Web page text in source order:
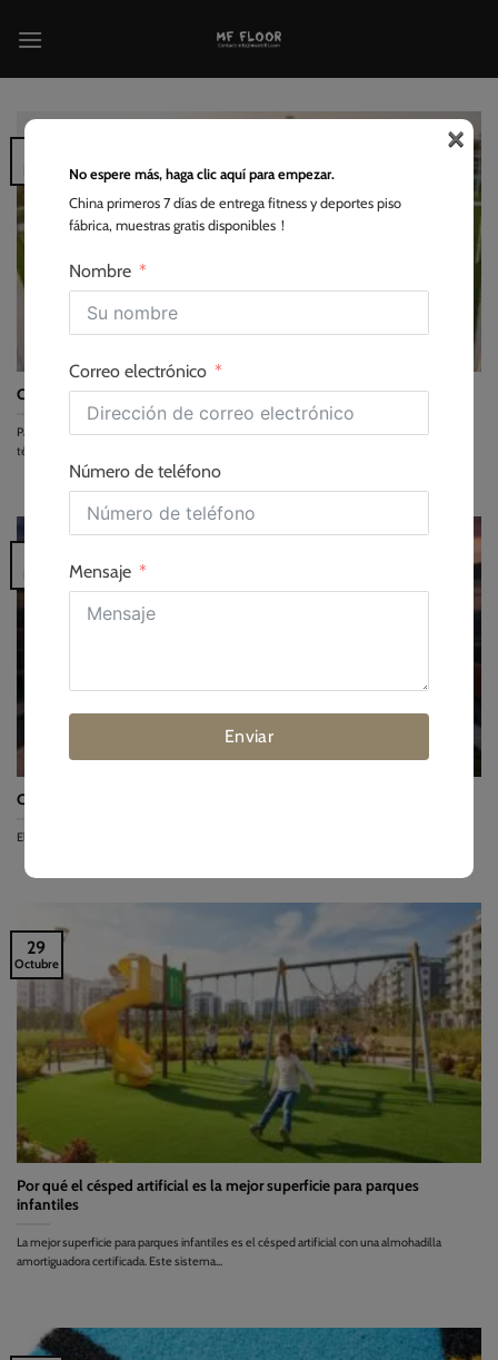
Cómo elegir el césped 5 A Side más duradero
Para elegir el césped 5 A Side más duradero hay que centrarse en las especificaciones
técnicas del hilo,...
Cómo calcular el coste total de propiedad de un campo sintético 5v5
El coste total de propiedad (TCO) de un campo sintético 5v5 se calcula sumando...
Por qué el césped artificial es la mejor superficie para parques
infantiles
La mejor superficie para parques infantiles es el césped artificial con una almohadilla
amortiguadora certificada. Este sistema...
29
Octubre
No espere más, haga clic aquí para empezar.
China primeros 7 días de entrega fitness y deportes piso
fábrica, muestras gratis disponibles！
Nombre
Correo electrónico
Número de teléfono
Mensaje
Enviar
×